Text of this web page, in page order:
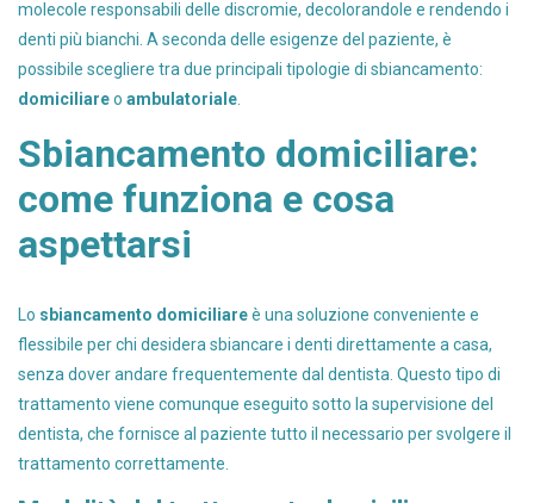
molecole responsabili delle discromie, decolorandole e rendendo i
denti più bianchi. A seconda delle esigenze del paziente, è
possibile scegliere tra due principali tipologie di sbiancamento:
domiciliareo ambulatoriale
Sbiancamento domiciliare:
come funziona e cosa
aspettarsi
Lo sbiancamento domiciliareè una soluzione conveniente e
flessibile per chi desidera sbiancare i denti direttamente a casa,
senza dover andare frequentemente dal dentista. Questo tipo di
trattamento viene comunque eseguito sotto la supervisione del
dentista, che fornisce al paziente tutto il necessario per svolgere il
trattamento correttamente.